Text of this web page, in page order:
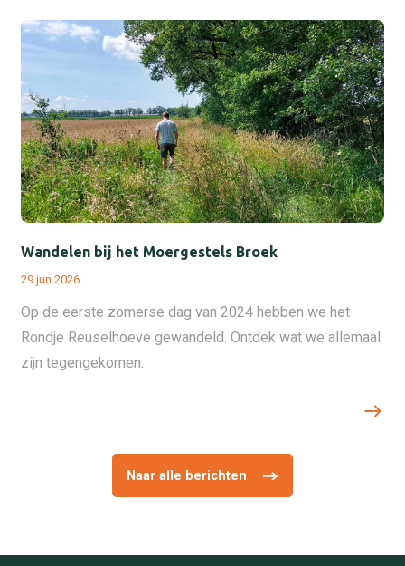
Wandelen bij het Moergestels Broek
29 jun 2026
Op de eerste zomerse dag van 2024 hebben we het
Rondje Reuselhoeve gewandeld. Ontdek wat we allemaal
zijn tegengekomen.
Naar alle berichten